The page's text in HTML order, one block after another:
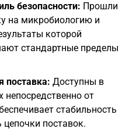
безопасности: Прошли
на микробиологию и
которой
стандартные пределы
поставка: Доступны в
непосредственно от
стабильность
поставок.